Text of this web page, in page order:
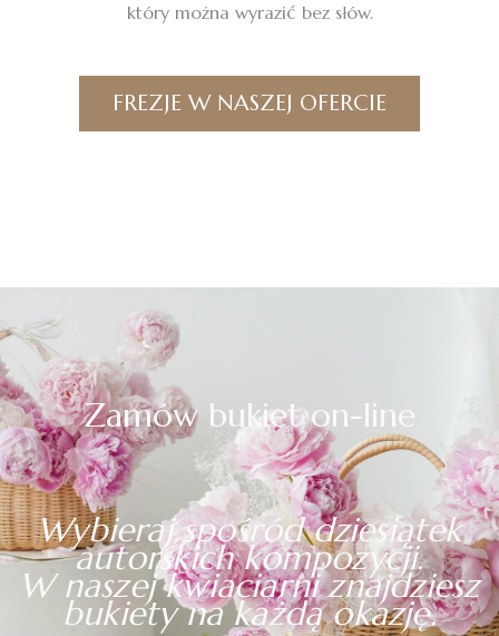
który można wyrazić bez słów.
FREZJE W NASZEJ OFERCIE
Zamów bukiet on-line
Wybieraj spośród dziesiątek
autorskich kompozycji.
W naszej kwiaciarni znajdziesz
bukiety na każdą okazję.